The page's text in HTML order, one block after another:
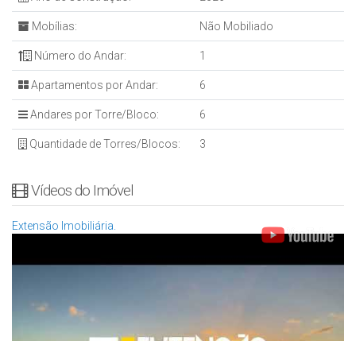
Nos reservamos ao direito de corrigir possíveis erros de
digitação.
Entre em contato para mais informações e agendamento de
visita!
CRECI: 34875J.
Mobílias: Não Mobiliado
Número do Andar: 1
Apartamentos por Andar: 6
Andares por Torre/Bloco: 6
Quantidade de Torres/Blocos: 3
Vídeos do Imóvel
Extensão Imobiliária.